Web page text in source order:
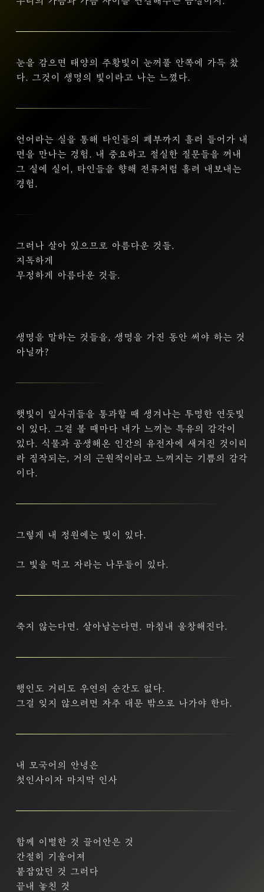
눈을 감으면 태양의 주황빛이 눈꺼풀 안쪽에 가득 찼
다. 그것이 생명의 빛이라고 나는 느꼈다.
언어라는 실을 통해 타인들의 폐부까지 흘러 들어가 내
면을 만나는 경험. 내 중요하고 절실한 질문들을 꺼내
그 실에 실어, 타인들을 향해 전류처럼 흘려 내보내는
경험.
그러나 살아 있으므로 아름다운 것들.
지독하게
무정하게 아름다운 것들.
생명을 말하는 것들을, 생명을 가진 동안 써야 하는 것
아닐까?
햇빛이 잎사귀들을 통과할 때 생겨나는 투명한 연둣빛
이 있다. 그걸 볼 때마다 내가 느끼는 특유의 감각이
있다. 식물과 공생해온 인간의 유전자에 새겨진 것이리
라 짐작되는, 거의 근원적이라고 느껴지는 기쁨의 감각
이다.
그렇게 내 정원에는 빛이 있다.
그 빛을 먹고 자라는 나무들이 있다.
죽지 않는다면. 살아남는다면. 마침내 울창해진다.
행인도 거리도 우연의 순간도 없다.
그걸 잊지 않으려면 자주 대문 밖으로 나가야 한다.
내 모국어의 안녕은
첫인사이자 마지막 인사
함께 이별한 것 끌어안은 것
간절히 기울어져
붙잡았던 것 그러다
끝내 놓친 것